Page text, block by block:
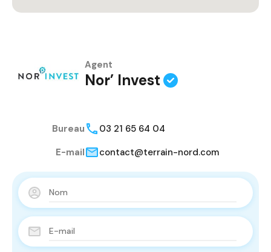
Agent
Nor’ Invest
Bureau
03 21 65 64 04
E-mail
contact@terrain-nord.com